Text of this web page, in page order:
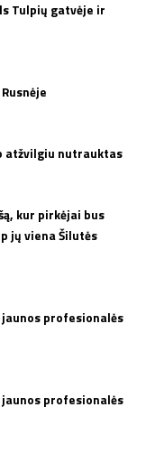
Tulpių gatvėje ir
atžvilgiu nutrauktas
kur pirkėjai bus
jų viena Šilutės
profesionalės
profesionalės